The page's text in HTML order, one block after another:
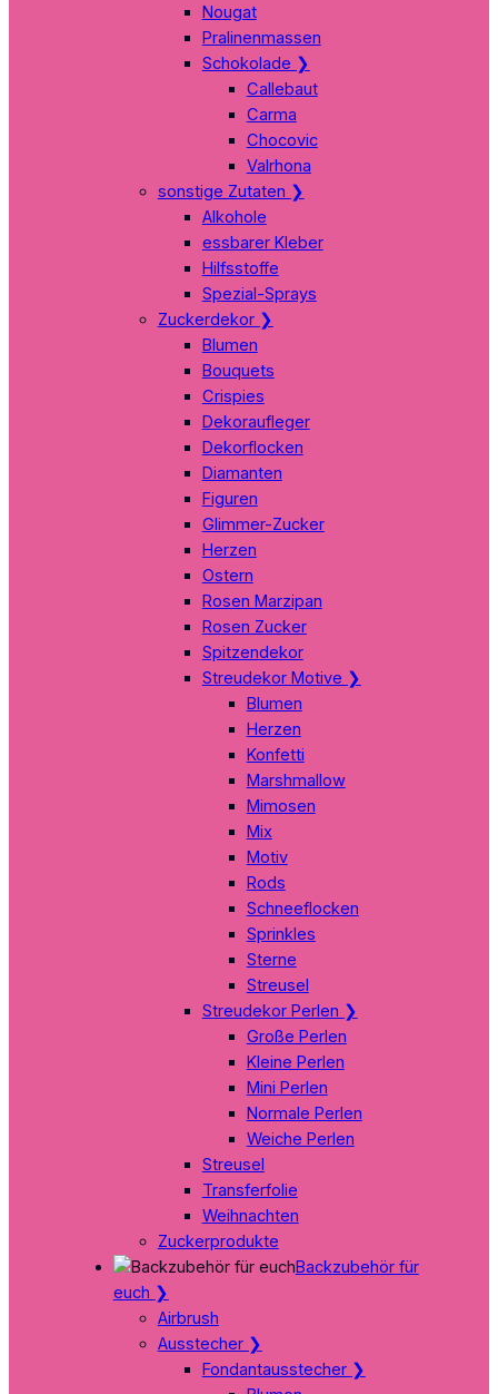
Nougat
Pralinenmassen
Schokolade ❯
Callebaut
Carma
Chocovic
Valrhona
sonstige Zutaten ❯
Alkohole
essbarer Kleber
Hilfsstoffe
Spezial-Sprays
Zuckerdekor ❯
Blumen
Bouquets
Crispies
Dekoraufleger
Dekorflocken
Diamanten
Figuren
Glimmer-Zucker
Herzen
Ostern
Rosen Marzipan
Rosen Zucker
Spitzendekor
Streudekor Motive ❯
Blumen
Herzen
Konfetti
Marshmallow
Mimosen
Mix
Motiv
Rods
Schneeflocken
Sprinkles
Sterne
Streusel
Streudekor Perlen ❯
Große Perlen
Kleine Perlen
Mini Perlen
Normale Perlen
Weiche Perlen
Streusel
Transferfolie
Weihnachten
Zuckerprodukte
Backzubehör für
euch ❯
Airbrush
Ausstecher ❯
Fondantausstecher ❯